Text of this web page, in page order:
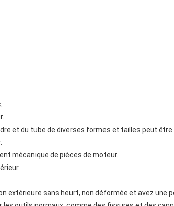
et du tube de diverses formes et tailles peut
mécanique de pièces de moteur.
extérieure sans heurt, non déformée et avez une